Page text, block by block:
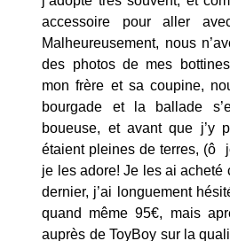
accessoire pour aller
Malheureusement, nous
des photos de mes
mon frère et sa coupine,
bourgade et la ballade
boueuse, et avant que j’y
étaient pleines de terres, (ô
je les adore! Je les ai acheté
dernier, j’ai longuement
quand même 95€, mais
auprès de ToyBoy sur la